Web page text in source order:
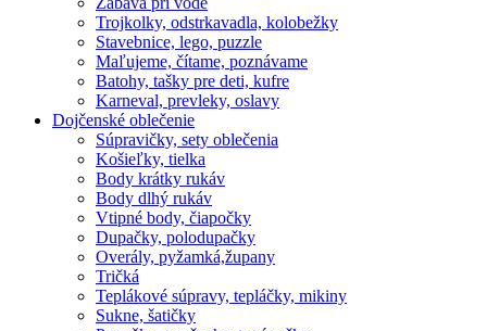
Trojkolky, odstrkavadla, kolobežky
Stavebnice, lego, puzzle
Maľujeme, čítame, poznávame
Batohy, tašky pre deti, kufre
Karneval, prevleky, oslavy
Dojčenské oblečenie
Súpravičky, sety oblečenia
Košieľky, tielka
Body krátky rukáv
Body dlhý rukáv
Vtipné body, čiapočky
Dupačky, polodupačky
Overály, pyžamká,župany
Tričká
Teplákové súpravy, tepláčky, mikiny
Sukne, šatičky